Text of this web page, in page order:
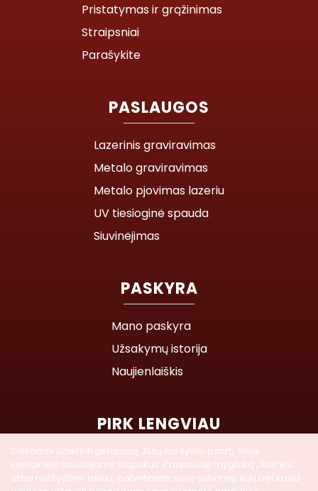
Siekdami užtikrinti geriausią Jūsų naršymo patirtį, šioje
svetainėje naudojame slapukus. Paspaudę mygtuką „Sutinku“
arba naršydami toliau, patvirtinsite savo sutikimą, kurį bet kada
Pristatymas ir grąžinimas
Straipsniai
Parašykite
PASLAUGOS
Lazerinis graviravimas
Metalo graviravimas
Metalo pjovimas lazeriu
UV tiesioginė spauda
Siuvinėjimas
PASKYRA
Mano paskyra
Užsakymų istorija
Naujienlaiškis
PIRK LENGVIAU
Parduotuvės žemėlapis